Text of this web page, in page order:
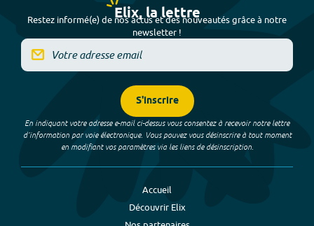
Elix, la lettre
Restez informé(e) de nos actus et des nouveautés grâce à notre
newsletter !
S'inscrire
En indiquant votre adresse e-mail ci-dessus vous consentez à recevoir notre lettre
d’information par voie électronique. Vous pouvez vous désinscrire à tout moment
en modifiant vos paramètres via les liens de désinscription.
Accueil
Découvrir Elix